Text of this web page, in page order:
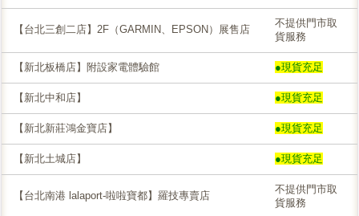
【台北三創二店】2F（GARMIN、EPSON）展售店
不提供門市取
貨服務
【新北板橋店】附設家電體驗館 ●現貨充足
【新北中和店】 ●現貨充足
【新北新莊鴻金寶店】 ●現貨充足
【新北土城店】 ●現貨充足
【台北南港 lalaport-啦啦寶都】羅技專賣店
不提供門市取
貨服務